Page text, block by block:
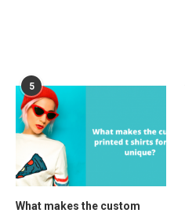
5
What makes the custom